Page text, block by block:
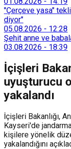
128 bokaşi
sürdürülebilir atık
"Çerçeve yasa"
diyor"
05.08.2026 - 12:28
Şehit anne ve
03.08.2026 - 18:39
İçişleri
uyuşturucu
yakalandı
İçişleri Bakanlığı,
Kayseri'de
kişilere yönelik
yakalandığını